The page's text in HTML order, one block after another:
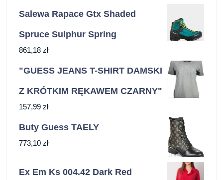
Salewa Rapace Gtx Shaded
Spruce Sulphur Spring
861,18 zł
"GUESS JEANS T-SHIRT DAMSKI
Z KRÓTKIM RĘKAWEM CZARNY"
157,99 zł
Buty Guess TAELY
773,10 zł
Ex Em Ks 004.42 Dark Red